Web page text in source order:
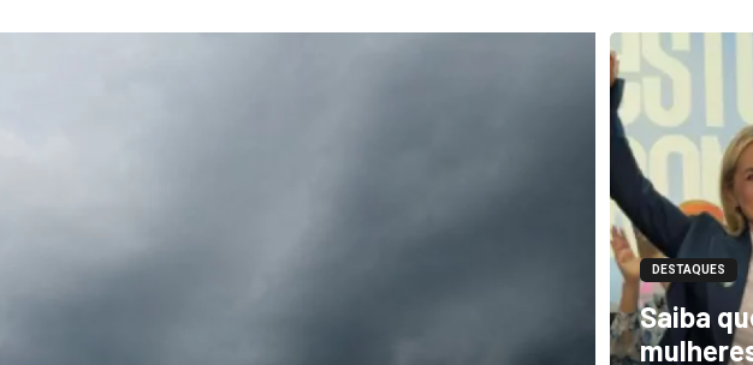
DESTAQUES
Saiba